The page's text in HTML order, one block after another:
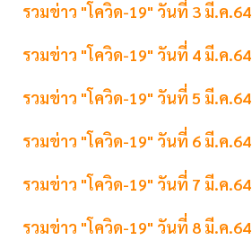
รวมข่าว "โควิด-19" วันที่ 3 มี.ค.64
รวมข่าว "โควิด-19" วันที่ 4 มี.ค.64
รวมข่าว "โควิด-19" วันที่ 5 มี.ค.64
รวมข่าว "โควิด-19" วันที่ 6 มี.ค.64
รวมข่าว "โควิด-19" วันที่ 7 มี.ค.64
รวมข่าว "โควิด-19" วันที่ 8 มี.ค.64